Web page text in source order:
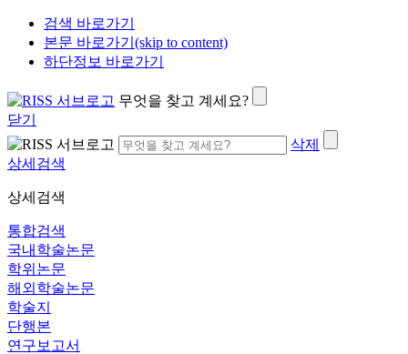
검색 바로가기
본문 바로가기(skip to content)
하단정보 바로가기
무엇을 찾고 계세요?
닫기
삭제
상세검색
상세검색
통합검색
국내학술논문
학위논문
해외학술논문
학술지
단행본
연구보고서